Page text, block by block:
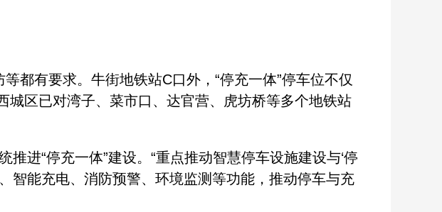
有要求。牛街地铁站C口外，“停充一体”停车位不仅
区已对湾子、菜市口、达官营、虎坊桥等多个地铁站
“停充一体”建设。“重点推动智慧停车设施建设与‘停
智能充电、消防预警、环境监测等功能，推动停车与充